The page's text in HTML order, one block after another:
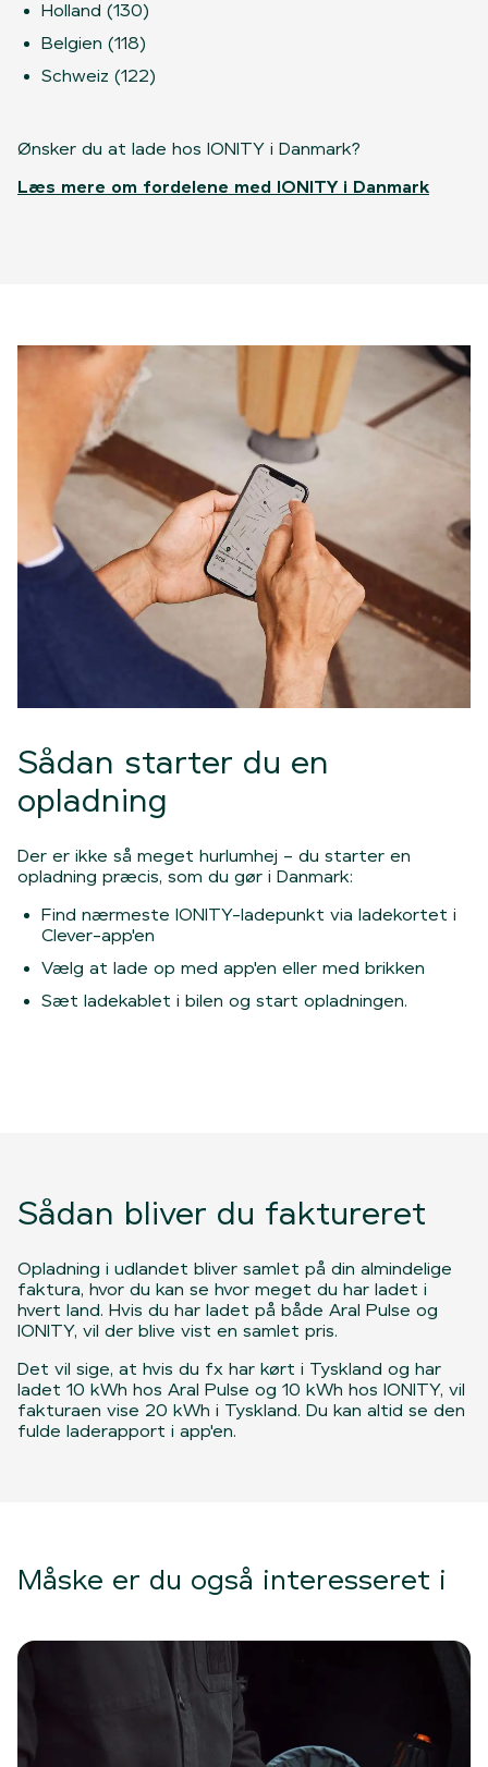
Holland (130)
Belgien (118)
Schweiz (122)
Ønsker du at lade hos IONITY i Danmark?
Læs mere om fordelene med IONITY i Danmark
Sådan starter du en
opladning
Der er ikke så meget hurlumhej – du starter en
opladning præcis, som du gør i Danmark:
Find nærmeste IONITY-ladepunkt via ladekortet i
Clever-app'en
Vælg at lade op med app'en eller med brikken
Sæt ladekablet i bilen og start opladningen.
Sådan bliver du faktureret
Opladning i udlandet bliver samlet på din almindelige
faktura, hvor du kan se hvor meget du har ladet i
hvert land. Hvis du har ladet på både Aral Pulse og
IONITY, vil der blive vist en samlet pris.
Det vil sige, at hvis du fx har kørt i Tyskland og har
ladet 10 kWh hos Aral Pulse og 10 kWh hos IONITY, vil
fakturaen vise 20 kWh i Tyskland. Du kan altid se den
fulde laderapport i app'en.
Måske er du også interesseret i